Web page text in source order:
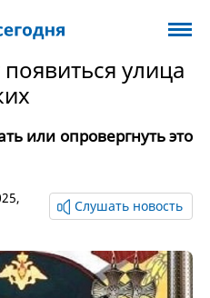
улица
или опровергнуть это
Слушать новость